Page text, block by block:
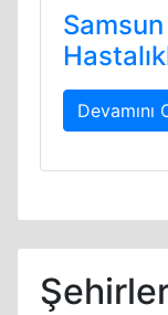
Samsun
Devamını